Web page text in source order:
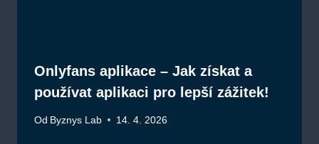
Onlyfans aplikace – Jak získat a
používat aplikaci pro lepší zážitek!
Od Byznys Lab 14. 4. 2026